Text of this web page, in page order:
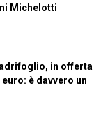
Michelotti
in offerta
è davvero un